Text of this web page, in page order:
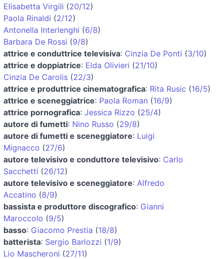
Elisabetta Virgili (20/12)
Paola Rinaldi (2/12)
Antonella Interlenghi (6/8)
Barbara De Rossi (9/8)
attrice e conduttrice televisiva: Cinzia De Ponti (3/10)
attrice e doppiatrice: Elda Olivieri (21/10)
Cinzia De Carolis (22/3)
attrice e produttrice cinematografica: Rita Rusic (16/5)
attrice e sceneggiatrice: Paola Roman (16/9)
attrice pornografica: Jessica Rizzo (25/4)
autore di fumetti: Nino Russo (29/8)
autore di fumetti e sceneggiatore: Luigi
Mignacco (27/6)
autore televisivo e conduttore televisivo: Carlo
Sacchetti (26/12)
autore televisivo e sceneggiatore: Alfredo
Accatino (8/9)
bassista e produttore discografico: Gianni
Maroccolo (9/5)
basso: Giacomo Prestia (18/8)
batterista: Sergio Barlozzi (1/9)
Lio Mascheroni (27/11)